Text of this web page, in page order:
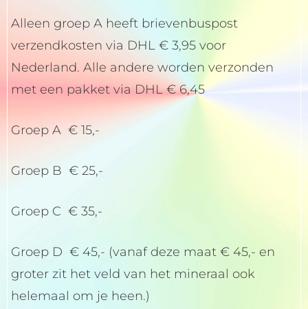
Alleen groep A heeft brievenbuspost
verzendkosten via DHL € 3,95 voor
Nederland. Alle andere worden verzonden
met een pakket via DHL € 6,45
Groep A € 15,-
Groep B € 25,-
Groep C € 35,-
Groep D € 45,- (vanaf deze maat € 45,- en
groter zit het veld van het mineraal ook
helemaal om je heen.)